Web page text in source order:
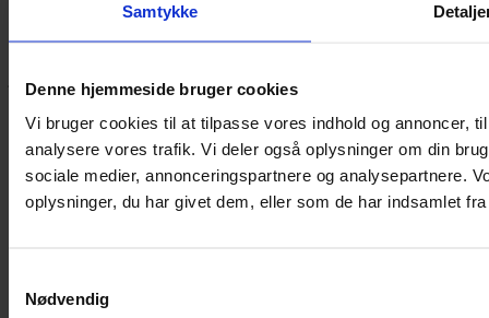
Samtykke
Denne hjemmeside bruger cookies
Vi bruger cookies til at tilpasse vores indhold og annoncer,
analysere vores trafik. Vi deler også oplysninger om din
sociale medier, annonceringspartnere og analysepartnere.
oplysninger, du har givet dem, eller som de har indsamlet
Nødvendig
Hvis du bøvler med noget eller ønsker ny inspiration, så skriv til
Vestergade 12 6270, Tønder
60 51 96 50
post@yarneverywear.dk
CVR 43041649
Facebook-f Instagram
Handelsbetingelser